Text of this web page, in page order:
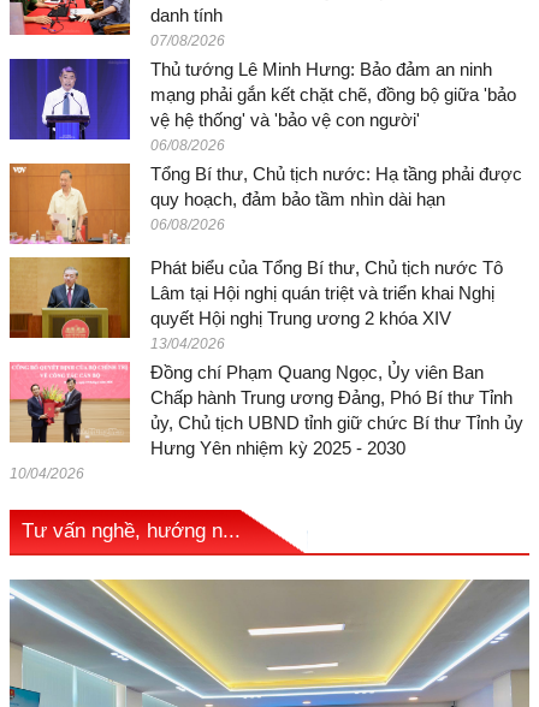
danh tính
07/08/2026
Thủ tướng Lê Minh Hưng: Bảo đảm an ninh
mạng phải gắn kết chặt chẽ, đồng bộ giữa 'bảo
vệ hệ thống' và 'bảo vệ con người'
06/08/2026
Tổng Bí thư, Chủ tịch nước: Hạ tầng phải được
quy hoạch, đảm bảo tầm nhìn dài hạn
06/08/2026
Phát biểu của Tổng Bí thư, Chủ tịch nước Tô
Lâm tại Hội nghị quán triệt và triển khai Nghị
quyết Hội nghị Trung ương 2 khóa XIV
13/04/2026
Đồng chí Phạm Quang Ngọc, Ủy viên Ban
Chấp hành Trung ương Đảng, Phó Bí thư Tỉnh
ủy, Chủ tịch UBND tỉnh giữ chức Bí thư Tỉnh ủy
Hưng Yên nhiệm kỳ 2025 - 2030
10/04/2026
Tư vấn nghề, hướng n...